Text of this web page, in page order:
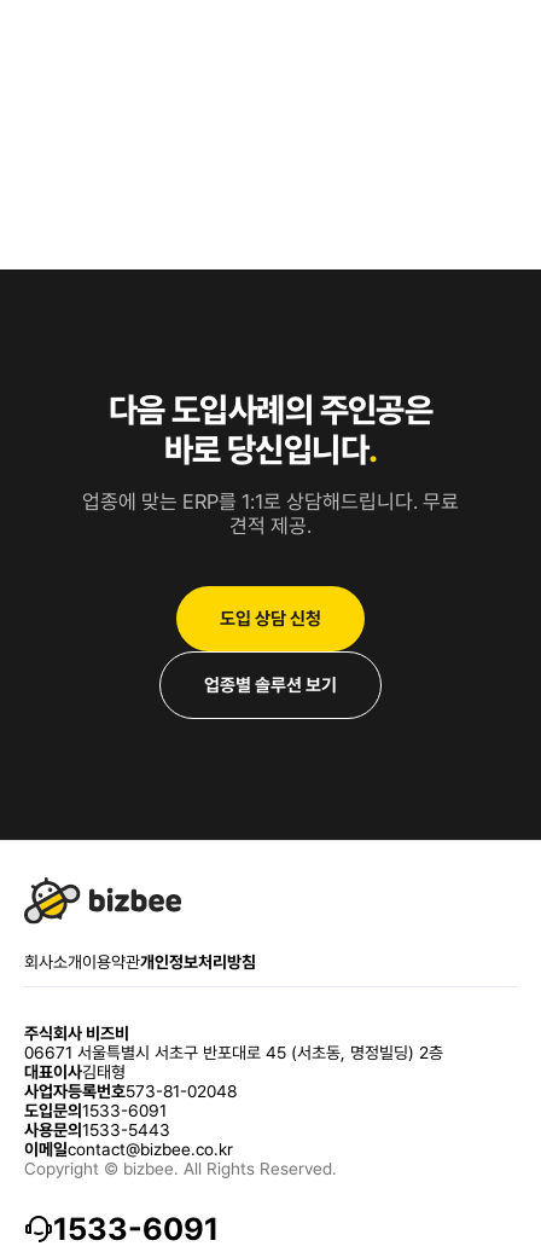
다음 도입사례의 주인공은
바로 당신입니다.
업종에 맞는 ERP를 1:1로 상담해드립니다. 무료
견적 제공.
도입 상담 신청
업종별 솔루션 보기
회사소개이용약관개인정보처리방침
주식회사 비즈비
06671 서울특별시 서초구 반포대로 45 (서초동, 명정빌딩) 2층
대표이사김태형
사업자등록번호573-81-02048
도입문의1533-6091
사용문의1533-5443
이메일contact@bizbee.co.kr
Copyright © bizbee. All Rights Reserved.
1533-6091